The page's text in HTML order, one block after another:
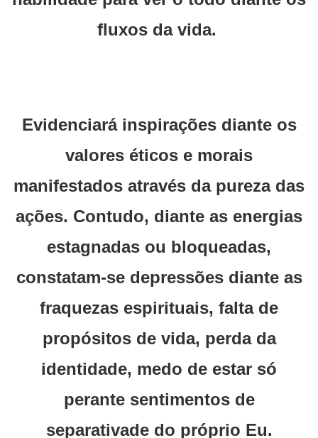
fluxos da vida.
Evidenciará inspirações diante os
valores éticos e morais
manifestados através da pureza das
ações. Contudo, diante as energias
estagnadas ou bloqueadas,
constatam-se depressões diante as
fraquezas espirituais, falta de
propósitos de vida, perda da
identidade, medo de estar só
perante sentimentos de
separativade do próprio Eu.